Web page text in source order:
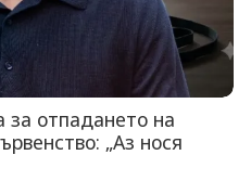
за отпадането на
„Аз нося